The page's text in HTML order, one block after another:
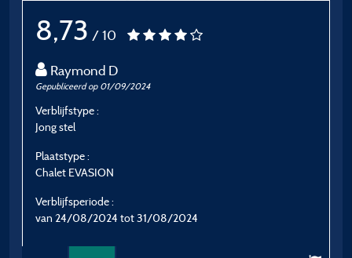
8,73 / 10
Raymond D
Gepubliceerd op 01/09/2024
Verblijfstype :
Jong stel
Plaatstype :
Chalet EVASION
Verblijfsperiode :
van 24/08/2024 tot 31/08/2024